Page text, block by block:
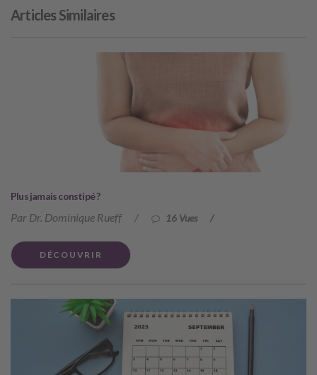
Articles Similaires
Plus jamais constipé ?
Par Dr. Dominique Rueff / 16 Vues /
DÉCOUVRIR